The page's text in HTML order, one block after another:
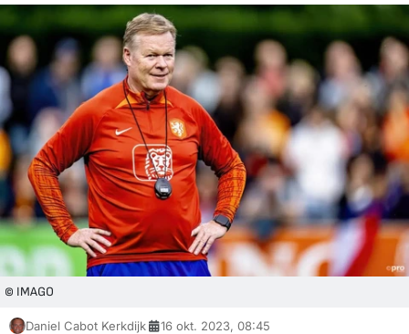
© IMAGO
Daniel Cabot Kerkdijk 16 okt. 2023, 08:45